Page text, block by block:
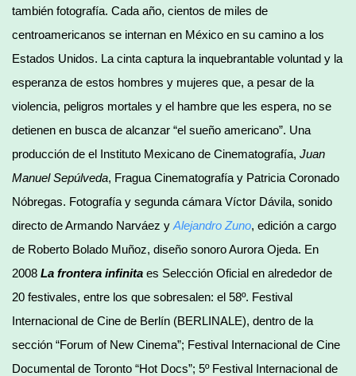
también fotografía. Cada año, cientos de miles de
centroamericanos se internan en México en su camino a los
Estados Unidos. La cinta captura la inquebrantable voluntad y la
esperanza de estos hombres y mujeres que, a pesar de la
violencia, peligros mortales y el hambre que les espera, no se
detienen en busca de alcanzar “el sueño americano”. Una
producción de el Instituto Mexicano de Cinematografía, Juan
Manuel Sepúlveda, Fragua Cinematografía y Patricia Coronado
Nóbregas. Fotografía y segunda cámara Víctor Dávila, sonido
directo de Armando Narváez y Alejandro Zuno, edición a cargo
de Roberto Bolado Muñoz, diseño sonoro Aurora Ojeda. En
2008 La frontera infinita es Selección Oficial en alrededor de
20 festivales, entre los que sobresalen: el 58º. Festival
Internacional de Cine de Berlín (BERLINALE), dentro de la
sección “Forum of New Cinema”; Festival Internacional de Cine
Documental de Toronto “Hot Docs”; 5º Festival Internacional de